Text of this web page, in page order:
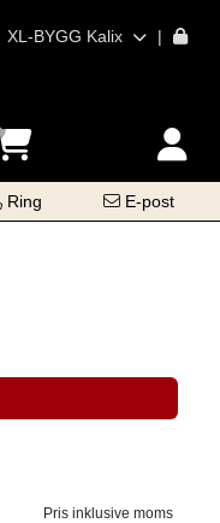
XL-BYGG Kalix |
Ring E-post
Pris inklusive moms